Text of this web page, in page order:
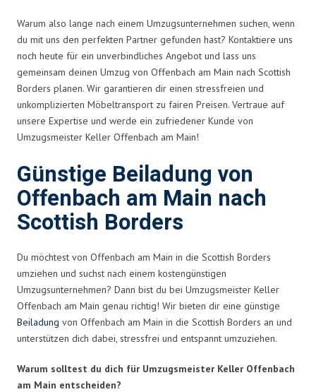
Warum also lange nach einem Umzugsunternehmen suchen, wenn
du mit uns den perfekten Partner gefunden hast? Kontaktiere uns
noch heute für ein unverbindliches Angebot und lass uns
gemeinsam deinen Umzug von Offenbach am Main nach Scottish
Borders planen. Wir garantieren dir einen stressfreien und
unkomplizierten Möbeltransport zu fairen Preisen. Vertraue auf
unsere Expertise und werde ein zufriedener Kunde von
Umzugsmeister Keller Offenbach am Main!
Günstige Beiladung von
Offenbach am Main nach
Scottish Borders
Du möchtest von Offenbach am Main in die Scottish Borders
umziehen und suchst nach einem kostengünstigen
Umzugsunternehmen? Dann bist du bei Umzugsmeister Keller
Offenbach am Main genau richtig! Wir bieten dir eine günstige
Beiladung von Offenbach am Main in die Scottish Borders an und
unterstützen dich dabei, stressfrei und entspannt umzuziehen.
Warum solltest du dich für Umzugsmeister Keller Offenbach
am Main entscheiden?